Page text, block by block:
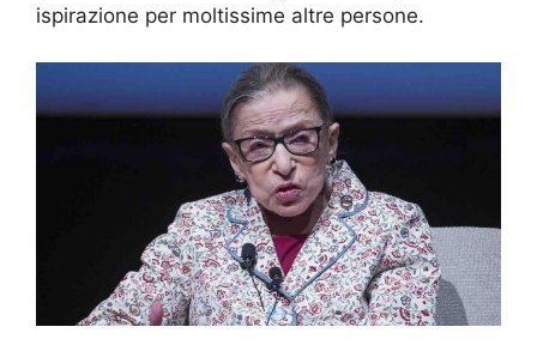
ispirazione per moltissime altre persone.